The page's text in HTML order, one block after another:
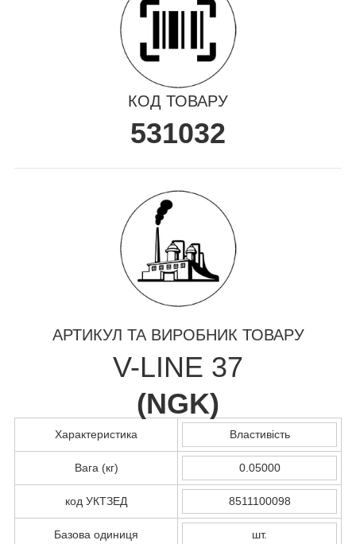
КОД ТОВАРУ
531032
АРТИКУЛ ТА ВИРОБНИК ТОВАРУ
V-LINE 37
(NGK)
Характеристика Властивість
Вага (кг) 0.05000
код УКТЗЕД 8511100098
Базова одиниця шт.